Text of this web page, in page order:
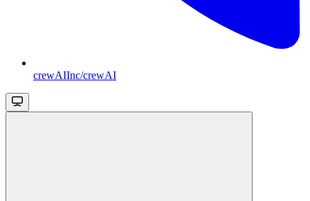
crewAIInc/crewAI